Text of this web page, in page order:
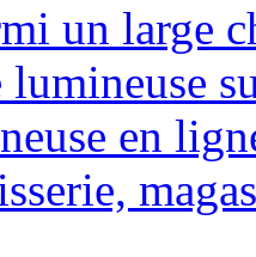
un large
lumineuse
en